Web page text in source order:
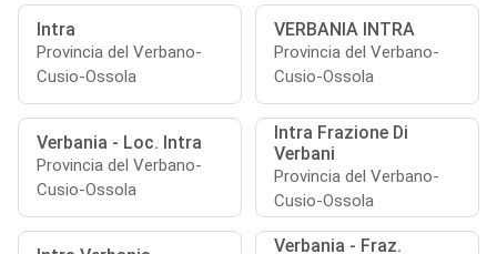
Intra
Provincia del Verbano-
Cusio-Ossola
VERBANIA INTRA
Provincia del Verbano-
Cusio-Ossola
Verbania - Loc. Intra
Provincia del Verbano-
Cusio-Ossola
Intra Frazione Di
Verbani
Provincia del Verbano-
Cusio-Ossola
Verbania - Fraz.